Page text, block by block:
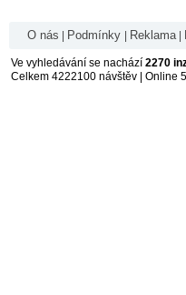
O nás Podmínky Reklama|
Ve vyhledávání se nachází 2270
Celkem 4222100 návštěv | Online 5